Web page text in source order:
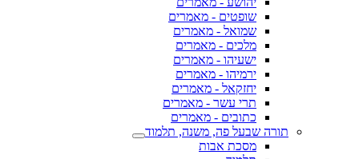
שופטים - מאמרים
שמואל - מאמרים
מלכים - מאמרים
ישעיהו - מאמרים
ירמיהו - מאמרים
יחזקאל - מאמרים
תרי עשר - מאמרים
כתובים - מאמרים
תורה שבעל פה, משנה, תלמוד
מסכת אבות